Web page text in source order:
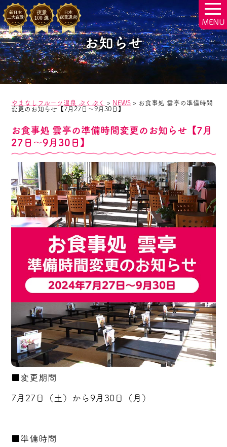
お知らせ
やまなしフルーツ温泉 ぷくぷく > NEWS > お食事処 雲亭の準備時間
変更のお知らせ【7月27日～9月30日】
お食事処 雲亭の準備時間変更のお知らせ【7月
27日～9月30日】
■変更期間
7月27日（土）から9月30日（月）
■準備時間